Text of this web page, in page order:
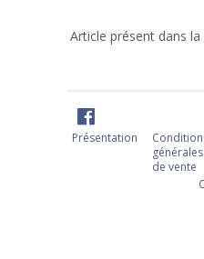
Article présent dans la
Présentation
générales
de vente